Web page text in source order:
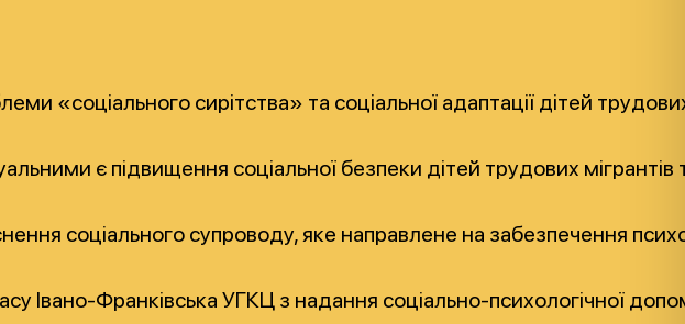
«соціального сирітства» та соціальної адаптації дітей
є підвищення соціальної безпеки дітей трудових
соціального супроводу, яке направлене на забезпечення
Івано-Франківська УГКЦ з надання соціально-психологічної